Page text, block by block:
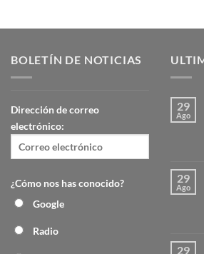
BOLETÍN DE NOTICIAS
Dirección de correo
electrónico:
¿Cómo nos has conocido?
Google
Radio
29
Ago
29
Ago
29